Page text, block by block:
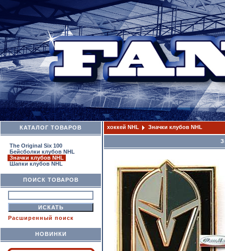
КАТАЛОГ ТОВАРОВ
The Original Six 100
Бейсболки клубов NHL
Значки клубов NHL
Шапки клубов NHL
ПОИСК ТОВАРОВ
Расширенный поиск
НОВИНКИ
хоккей NHL Значки клубов NHL